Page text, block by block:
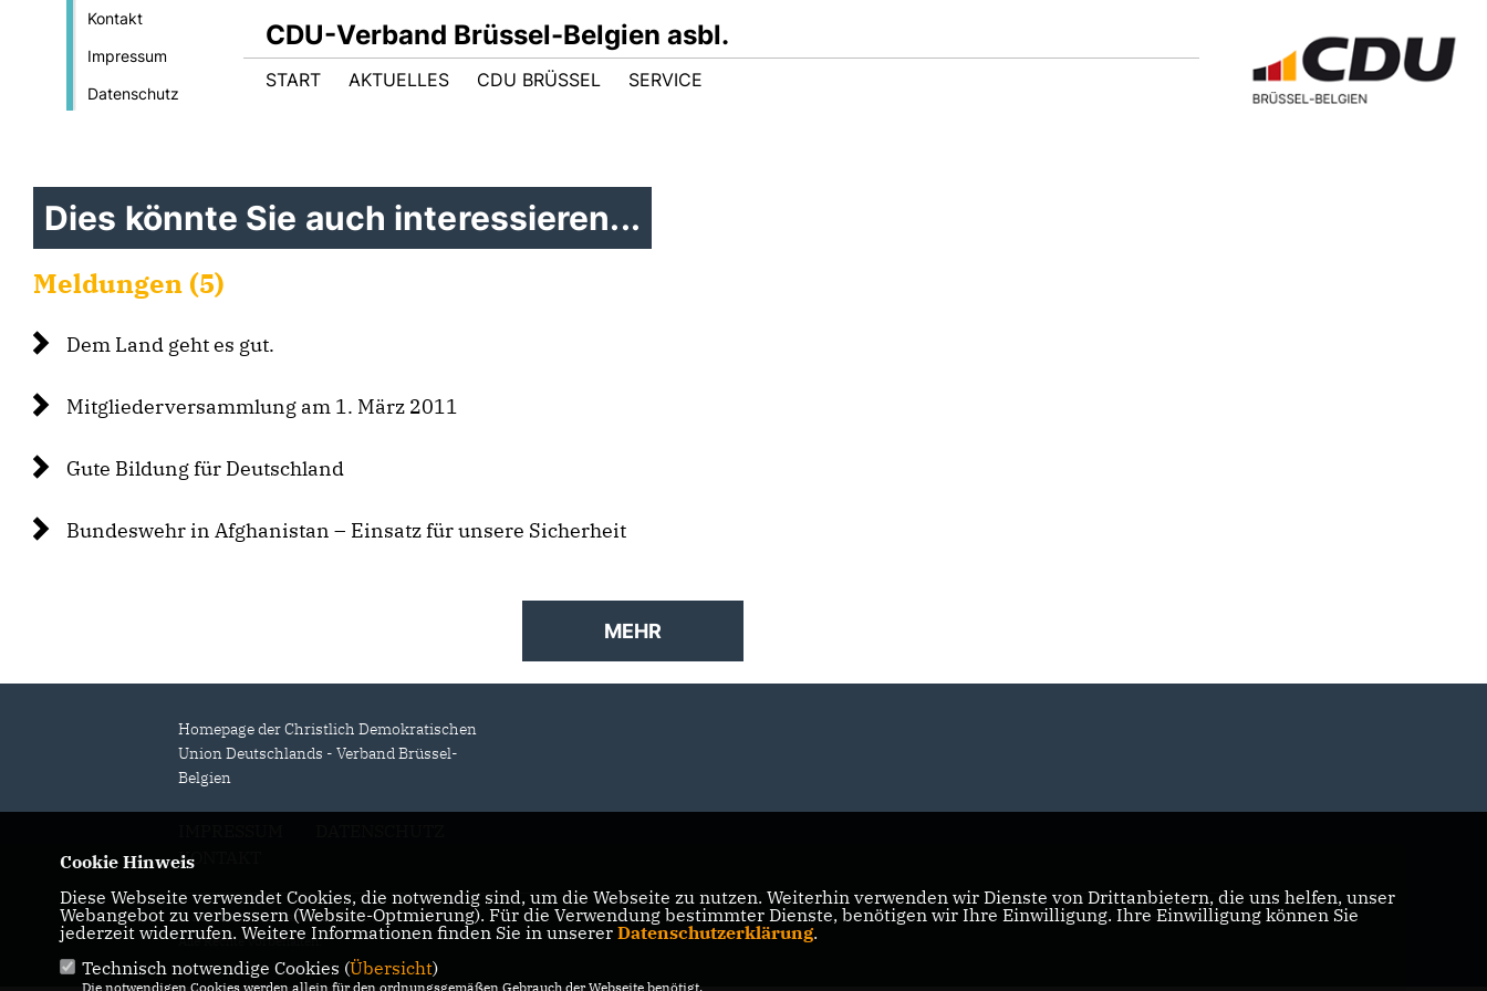
Kontakt
Impressum
Datenschutz
CDU-Verband Brüssel-Belgien asbl.
START AKTUELLES CDU BRÜSSEL SERVICE
Dies könnte Sie auch interessieren...
Meldungen (5)
Dem Land geht es gut.
Mitgliederversammlung am 1. März 2011
Gute Bildung für Deutschland
Bundeswehr in Afghanistan – Einsatz für unsere Sicherheit
MEHR
Homepage der Christlich Demokratischen
Union Deutschlands - Verband Brüssel-
Belgien
KONTAKT
© 2026 CDU-Verband Brüssel-Belgien asbl.
Alle Rechte vorbehalten.
Realisation: Sharkness Media GmbH & Co. KG
Cookie Hinweis
Diese Webseite verwendet Cookies, die notwendig sind, um die Webseite zu nutzen. Weiterhin verwenden wir Dienste von Drittanbietern, die uns helfen, unser
Webangebot zu verbessern (Website-Optmierung). Für die Verwendung bestimmter Dienste, benötigen wir Ihre Einwilligung. Ihre Einwilligung können Sie
jederzeit widerrufen. Weitere Informationen finden Sie in unserer Datenschutzerklärung.
Technisch notwendige Cookies (Übersicht)
Die notwendigen Cookies werden allein für den ordnungsgemäßen Gebrauch der Webseite benötigt.